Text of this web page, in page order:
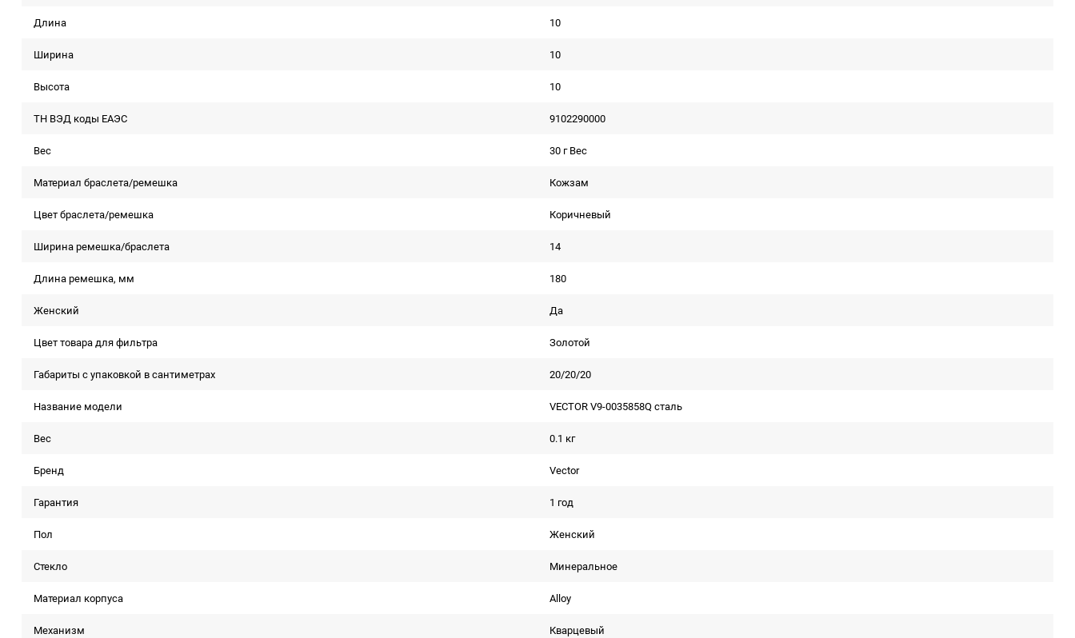
Длина 10
Ширина 10
Высота 10
ТН ВЭД коды ЕАЭС 9102290000
Вес 30 г Вес
Материал браслета/ремешка Кожзам
Цвет браслета/ремешка Коричневый
Ширина ремешка/браслета 14
Длина ремешка, мм 180
Женский Да
Цвет товара для фильтра Золотой
Габариты с упаковкой в сантиметрах 20/20/20
Название модели VECTOR V9-0035858Q сталь
Вес 0.1 кг
Бренд Vector
Гарантия 1 год
Пол Женский
Стекло Минеральное
Материал корпуса Alloy
Механизм Кварцевый